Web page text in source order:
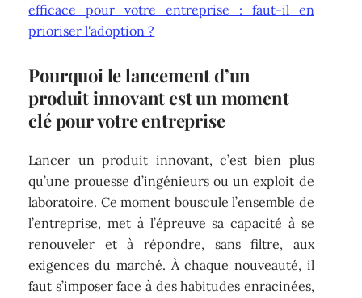
efficace pour votre entreprise : faut-il en
prioriser l'adoption ?
Pourquoi le lancement d’un
produit innovant est un moment
clé pour votre entreprise
Lancer un produit innovant, c’est bien plus
qu’une prouesse d’ingénieurs ou un exploit de
laboratoire. Ce moment bouscule l’ensemble de
l’entreprise, met à l’épreuve sa capacité à se
renouveler et à répondre, sans filtre, aux
exigences du marché. À chaque nouveauté, il
faut s’imposer face à des habitudes enracinées,